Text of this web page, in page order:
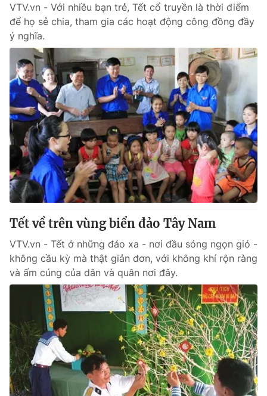
VTV.vn - Với nhiều bạn trẻ, Tết cổ truyền là thời điểm
để họ sẻ chia, tham gia các hoạt động công đồng đầy
ý nghĩa.
Tết về trên vùng biển đảo Tây Nam
VTV.vn - Tết ở những đảo xa - nơi đầu sóng ngọn gió -
không cầu kỳ mà thật giản đơn, với không khí rộn ràng
và ấm cúng của dân và quân nơi đây.